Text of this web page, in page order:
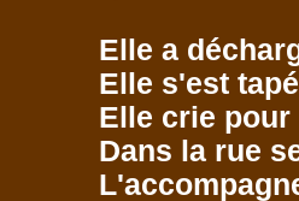
Elle a
Elle s'est
Elle crie
Dans la rue